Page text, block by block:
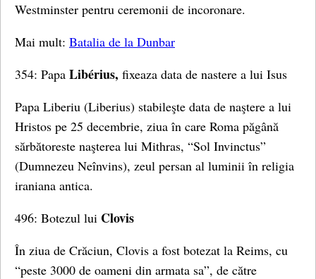
Westminster pentru ceremonii de incoronare.
Mai mult: Batalia de la Dunbar
354: Papa Libérius, fixeaza data de nastere a lui Isus
Papa Liberiu (Liberius) stabileşte data de naştere a lui
Hristos pe 25 decembrie, ziua în care Roma păgână
sărbătoreste naşterea lui Mithras, “Sol Invinctus”
(Dumnezeu Neînvins), zeul persan al luminii în religia
iraniana antica.
496: Botezul lui Clovis
În ziua de Crăciun, Clovis a fost botezat la Reims, cu
“peste 3000 de oameni din armata sa”, de către